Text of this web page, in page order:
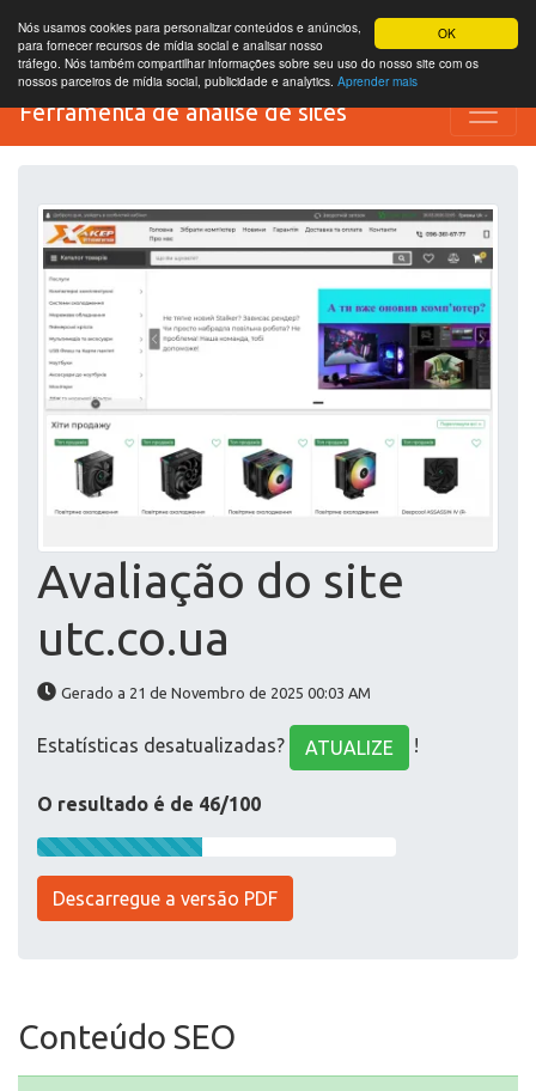
OK
Nós usamos cookies para personalizar conteúdos e anúncios,
para fornecer recursos de mídia social e analisar nosso
tráfego. Nós também compartilhar informações sobre seu uso do nosso site com os
nossos parceiros de mídia social, publicidade e analytics. Aprender mais
Ferramenta de análise de sites
Avaliação do site
utc.co.ua
Gerado a 21 de Novembro de 2025 00:03 AM
Estatísticas desatualizadas? ATUALIZE !
O resultado é de 46/100
Descarregue a versão PDF
Conteúdo SEO